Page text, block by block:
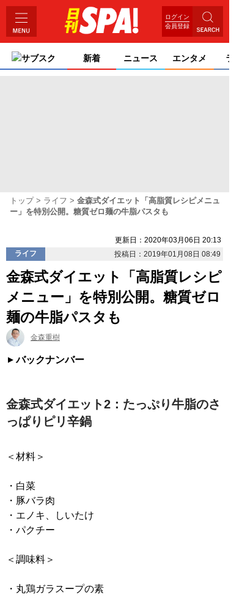
ログイン
会員登録
サブスク 新着 ニュース エンタメ ライ
トップ ライフ
金森式ダイエット「高脂質レシピメニュ
ー」を特別公開。糖質ゼロ麺の牛脂パスタも
更新日：2020年03月06日 20:13
ライフ
投稿日：2019年01月08日 08:49
金森式ダイエット「高脂質レシピ
メニュー」を特別公開。糖質ゼロ
麺の牛脂パスタも
金森重樹
バックナンバー
金森式ダイエット2：たっぷり牛脂のさ
っぱりピリ辛鍋
＜材料＞
・白菜
・豚バラ肉
・エノキ、しいたけ
・パクチー
＜調味料＞
・丸鶏ガラスープの素